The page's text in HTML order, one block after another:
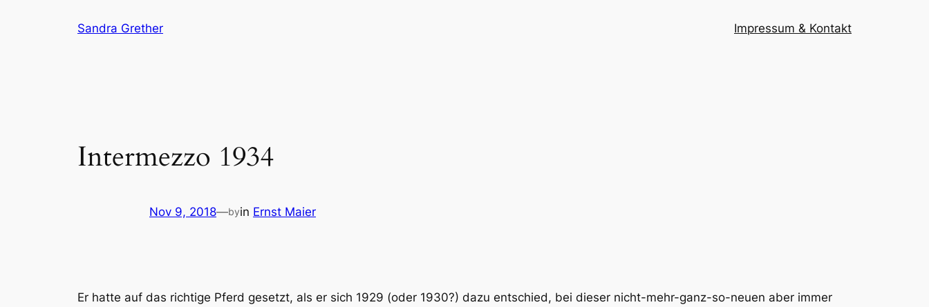
Sandra Grether Impressum & Kontakt
Intermezzo 1934
Nov 9, 2018—byin Ernst Maier
Er hatte auf das richtige Pferd gesetzt, als er sich 1929 (oder 1930?) dazu entschied, bei dieser nicht-mehr-ganz-so-neuen aber immer